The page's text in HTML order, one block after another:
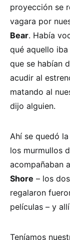
proyección se
vagara por
Bear. Había
qué aquello
que se habían
acudir al
matando al
dijo alguien.
Ahí se quedó
los murmullos
acompañaban
Shore – los
regalaron
películas – y
Teníamos